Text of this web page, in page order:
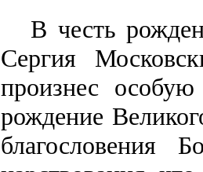
В честь
Сергия
произнес
рождение
благословения